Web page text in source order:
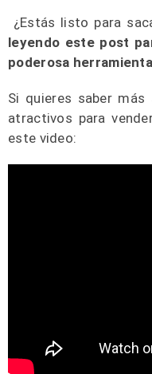
¿Estás listo para
leyendo este post
poderosa
Si quieres saber
atractivos para
este video: